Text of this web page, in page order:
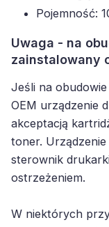
Pojemność:
Uwaga - na
zainstalowany
Jeśli na
OEM urządzenie
akceptacją
toner.
sterownik
ostrzeżeniem.
W niektórych